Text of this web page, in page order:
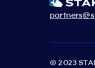
© 2023